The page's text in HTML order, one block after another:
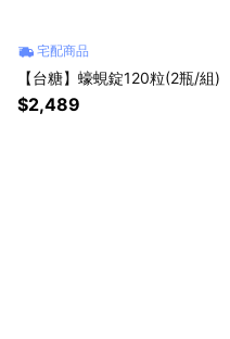
宅配商品
【台糖】蠔蜆錠120粒(2瓶/組)
$2,489